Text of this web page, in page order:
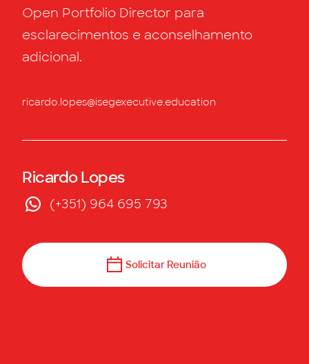
Open Portfolio Director para
esclarecimentos e aconselhamento
adicional.
ricardo.lopes@isegexecutive.education
Ricardo Lopes
(+351) 964 695 793
Solicitar Reunião